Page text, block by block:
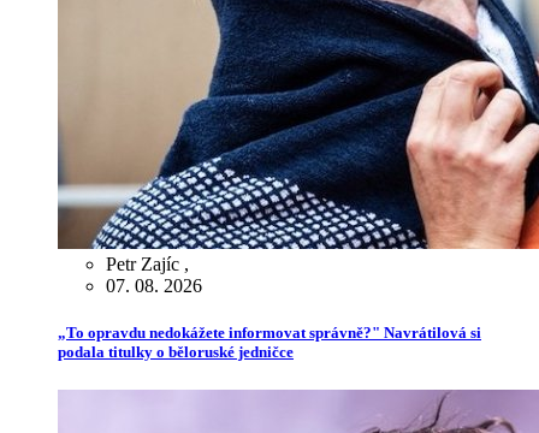
Petr Zajíc ,
07. 08. 2026
„To opravdu nedokážete informovat správně?" Navrátilová si
podala titulky o běloruské jedničce